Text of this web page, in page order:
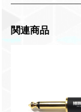
関連商品